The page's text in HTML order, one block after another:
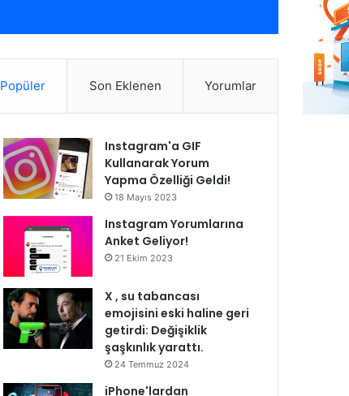
Popüler Son Eklenen Yorumlar
Instagram'a GIF
Kullanarak Yorum
Yapma Özelliği Geldi!
18 Mayıs 2023
Instagram Yorumlarına
Anket Geliyor!
21 Ekim 2023
X , su tabancası
emojisini eski haline geri
getirdi: Değişiklik
şaşkınlık yarattı.
24 Temmuz 2024
iPhone'lardan